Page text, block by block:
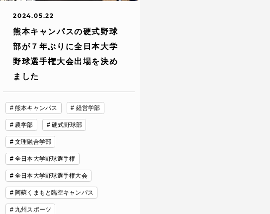
2024.05.22
熊本キャンパスの硬式野球
部が７年ぶりに全日本大学
野球選手権大会出場を決め
ました
熊本キャンパス 経営学部
農学部 硬式野球部
文理融合学部
全日本大学野球選手権
全日本大学野球選手権大会
阿蘇くまもと臨空キャンパス
九州スポーツ